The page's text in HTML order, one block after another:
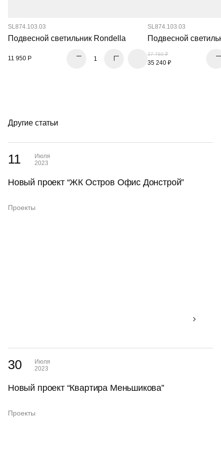
SL874.103.03
Подвесной светильник Rondella
11 950 Р
SL874.103.03
Подвесной
37 780 ₽
35 240 ₽
Другие статьи
11
Июля
2023
Новый проект “ЖК Остров Офис Донстрой”
Проекты
30
Июля
2023
Новый проект “Квартира Меньшикова”
Проекты